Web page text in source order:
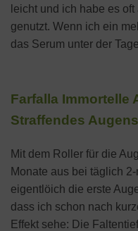
leicht und ich habe es
genutzt. Wenn ich ein
das Serum unter der
Farfalla Immortelle
Straffendes
Mit dem Roller für die
Monate aus bei täglich
eigentlöich die erste
dass ich schon nach
Effekt sehe: Die